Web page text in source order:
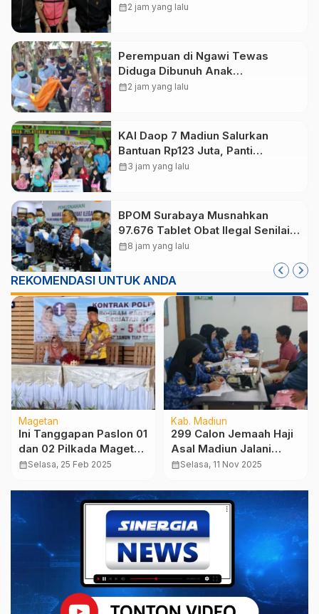
Tunjangan Perumahan
calendar_month2 jam yang lalu
Perempuan di Ngawi Tewas
Diduga Dibunuh Anak
Kandungnya yang mengalami
calendar_month2 jam yang lalu
KAI Daop 7 Madiun Salurkan
Bantuan Rp123 Juta, Panti
Disabilitas hingga Reog Ponorogo
calendar_month3 jam yang lalu
BPOM Surabaya Musnahkan
97.676 Tablet Obat Ilegal Senilai
Rp540 Juta, Cegah
Pelajar
calendar_month8 jam yang lalu
REKOMENDASI UNTUK ANDA
Magetan
Ini Tanggapan Paslon 01
dan 02 Pilkada Magetan
Pasca Putusan PSU oleh
calendar_monthSelasa, 25 Feb 2025
Kab. Madiun
299 Calon Jemaah Haji
Asal Madiun Jalani
Pemeriksaan Kesehatan
calendar_monthSelasa, 11 Nov 2025